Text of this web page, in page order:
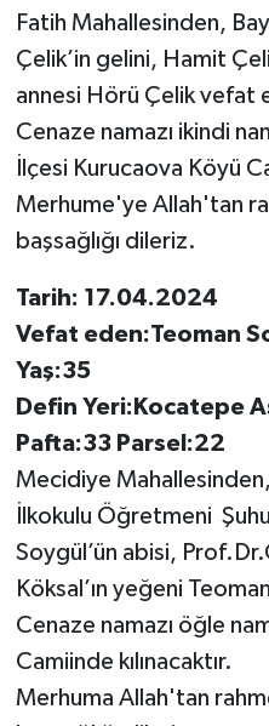
Fatih Mahallesinden,
Çelik’in gelini, Hamit
annesi Hörü Çelik vefat
Cenaze namazı ikindi
İlçesi Kurucaova Köyü
Merhume'ye Allah'tan
başsağlığı dileriz.
Tarih: 17.04.2024
Vefat eden:Teoman
Yaş:35
Defin Yeri:Kocatepe
Pafta:33 Parsel:22
Mecidiye
İlkokulu Öğretmeni
Soygül’ün abisi,
Köksal’ın yeğeni
Cenaze namazı öğle
Camiinde kılınacaktır.
Merhuma Allah'tan